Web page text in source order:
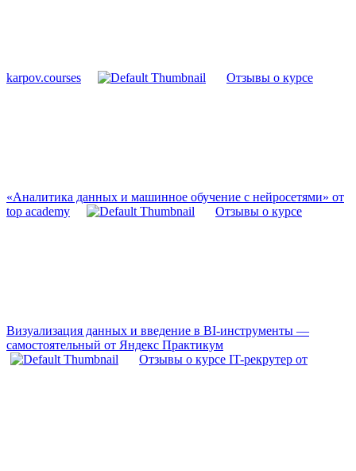
karpov.courses Отзывы о курсе
«Аналитика данных и машинное обучение с нейросетями» от
top academy
Отзывы о курсе
Визуализация данных и введение в BI-инструменты —
самостоятельный от Яндекс Практикум
Отзывы о курсе IT-рекрутер от